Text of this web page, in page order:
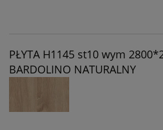
PŁYTA H1145 st10 wym
BARDOLINO NATURALNY